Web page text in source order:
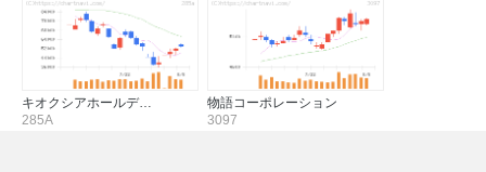
キオクシアホールデ…
285A
物語コーポレーション
3097